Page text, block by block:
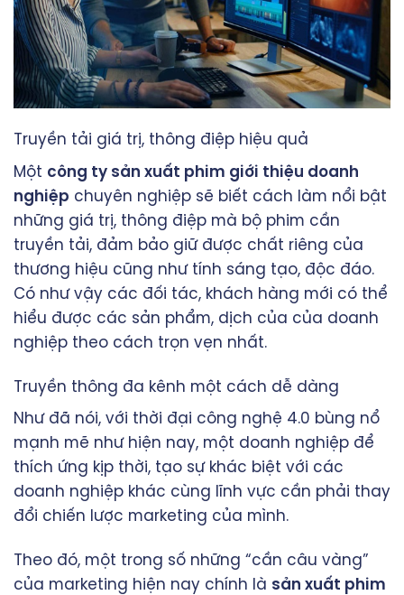
Truyền tải giá trị, thông điệp hiệu quả
Một công ty sản xuất phim giới thiệu doanh
nghiệp chuyên nghiệp sẽ biết cách làm nổi bật
những giá trị, thông điệp mà bộ phim cần
truyền tải, đảm bảo giữ được chất riêng của
thương hiệu cũng như tính sáng tạo, độc đáo.
Có như vậy các đối tác, khách hàng mới có thể
hiểu được các sản phẩm, dịch của của doanh
nghiệp theo cách trọn vẹn nhất.
Truyền thông đa kênh một cách dễ dàng
Như đã nói, với thời đại công nghệ 4.0 bùng nổ
mạnh mẽ như hiện nay, một doanh nghiệp để
thích ứng kịp thời, tạo sự khác biệt với các
doanh nghiệp khác cùng lĩnh vực cần phải thay
đổi chiến lược marketing của mình.
Theo đó, một trong số những “cần câu vàng”
của marketing hiện nay chính là sản xuất phim